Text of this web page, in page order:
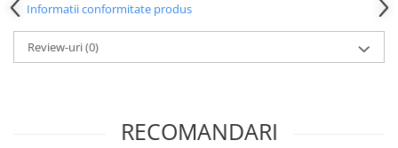
Informatii conformitate produs
Review-uri(0)
RECOMANDARI